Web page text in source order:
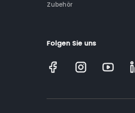
Zubehör
Folgen Sie uns